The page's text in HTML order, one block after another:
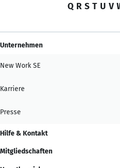
Q R S T U V
Unternehmen
New Work SE
Karriere
Presse
Hilfe & Kontakt
Mitgliedschaften